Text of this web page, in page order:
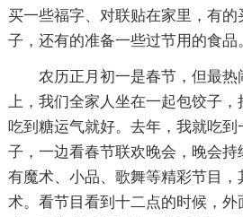
买一些福字、对联贴在家里，有的
子，还有的准备一些过节用的食品
农历正月初一是春节，但最
上，我们全家人坐在一起包饺子
吃到糖运气就好。去年，我就吃
子，一边看春节联欢晚会，晚会持
有魔术、小品、歌舞等精彩节目
术。看节目看到十二点的时候，